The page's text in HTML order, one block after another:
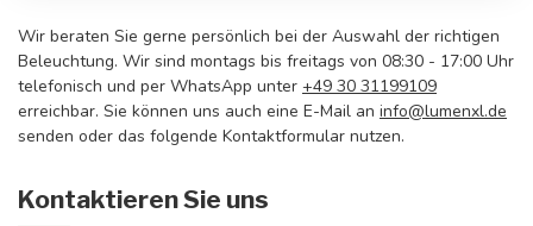
Wir beraten Sie gerne persönlich bei der Auswahl der richtigen
Beleuchtung. Wir sind montags bis freitags von 08:30 - 17:00 Uhr
telefonisch und per WhatsApp unter +49 30 31199109
erreichbar. Sie können uns auch eine E-Mail an info@lumenxl.de
senden oder das folgende Kontaktformular nutzen.
Kontaktieren Sie uns